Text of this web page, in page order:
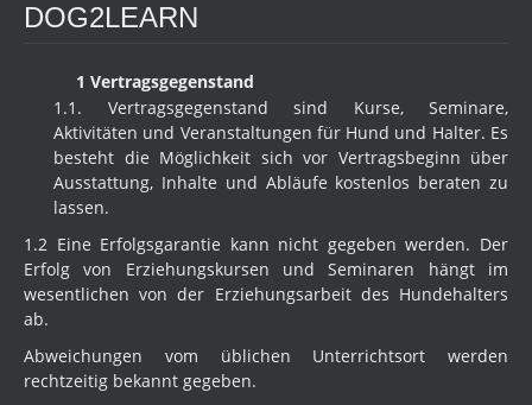
DOG2LEARN
1 Vertragsgegenstand
1.1. Vertragsgegenstand sind Kurse, Seminare,
Aktivitäten und Veranstaltungen für Hund und Halter. Es
besteht die Möglichkeit sich vor Vertragsbeginn über
Ausstattung, Inhalte und Abläufe kostenlos beraten zu
lassen.
1.2 Eine Erfolgsgarantie kann nicht gegeben werden. Der
Erfolg von Erziehungskursen und Seminaren hängt im
wesentlichen von der Erziehungsarbeit des Hundehalters
ab.
Abweichungen vom üblichen Unterrichtsort werden
rechtzeitig bekannt gegeben.